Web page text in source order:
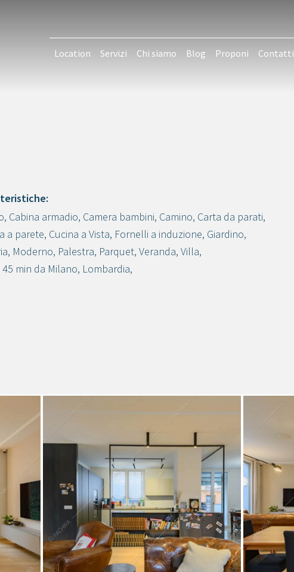
Location Servizi Chi siamo Blog Proponi Contatti
progetto
, Cabina armadio, Camera bambini, Camino, Carta da parati,
a parete, Cucina a Vista, Fornelli a induzione, Giardino,
, Moderno, Palestra, Parquet, Veranda, Villa,
min da Milano, Lombardia,